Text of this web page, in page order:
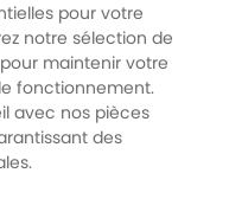
pour votre
notre sélection de
maintenir votre
fonctionnement.
avec nos pièces
des